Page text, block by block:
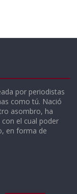
por periodistas
como tú. Nació
asombro, ha
el cual poder
en forma de